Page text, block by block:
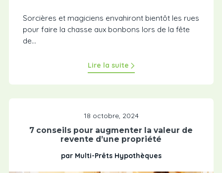
Sorcières et magiciens envahiront bientôt les rues
pour faire la chasse aux bonbons lors de la fête
de...
Lire la suite
18 octobre, 2024
7 conseils pour augmenter la valeur de
revente d’une propriété
par Multi-Prêts Hypothèques